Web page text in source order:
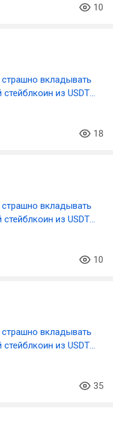
10
вкладывать
из USDT,
18
вкладывать
из USDT,
10
вкладывать
из USDT,
35